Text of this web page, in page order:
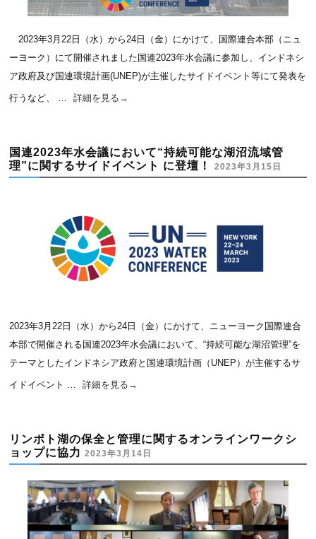
2023年3月22日（水）から24日（金）にかけて、国際連合本部（ニュ
ーヨーク）にて開催されました国連2023年水会議に参加し、インドネシ
ア政府及び国連環境計画(UNEP)が主催したサイドイベント等にて発表を
行うなど、 … 詳細を見る →
国連2023年水会議において“持続可能な湖沼流域管
理”に関するサイドイベント に登壇！
2023年3月15日
2023年3月22日（水）から24日（金）にかけて、ニューヨーク国際連合
本部で開催される国連2023年水会議において、“持続可能な湖沼管理”を
テーマとしたインドネシア政府と国連環境計画（UNEP）が主催するサ
イドイベント … 詳細を見る →
リンボト湖の保全と管理に関するオンラインワークシ
ョップに協力 2023年3月14日